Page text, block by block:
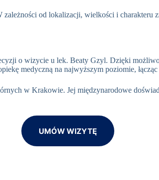
od lokalizacji, wielkości i charakteru
o wizycie u lek. Beaty Gzyl. Dzięki
medyczną na najwyższym poziomie,
w Krakowie. Jej międzynarodowe
UMÓW WIZYTĘ